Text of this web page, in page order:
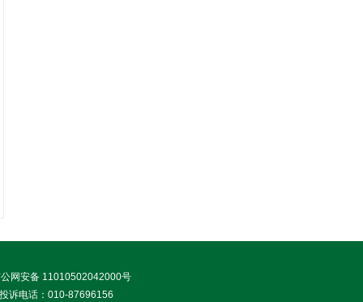
网安备 11010502042000号
诉电话：010-87696156